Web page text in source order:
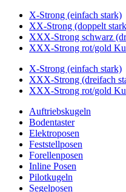
X-Strong (einfach stark)
XX-Strong (doppelt
XXX-Strong schwarz
XXX-Strong rot/gold
X-Strong (einfach stark)
XXX-Strong (dreifach
XXX-Strong rot/gold
Auftriebskugeln
Bodentaster
Elektroposen
Feststellposen
Forellenposen
Inline Posen
Pilotkugeln
Segelposen